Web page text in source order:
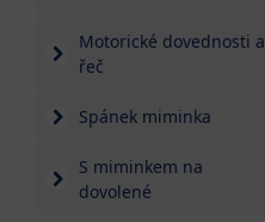
Motorické dovednosti a
řeč
Spánek miminka
S miminkem na
dovolené